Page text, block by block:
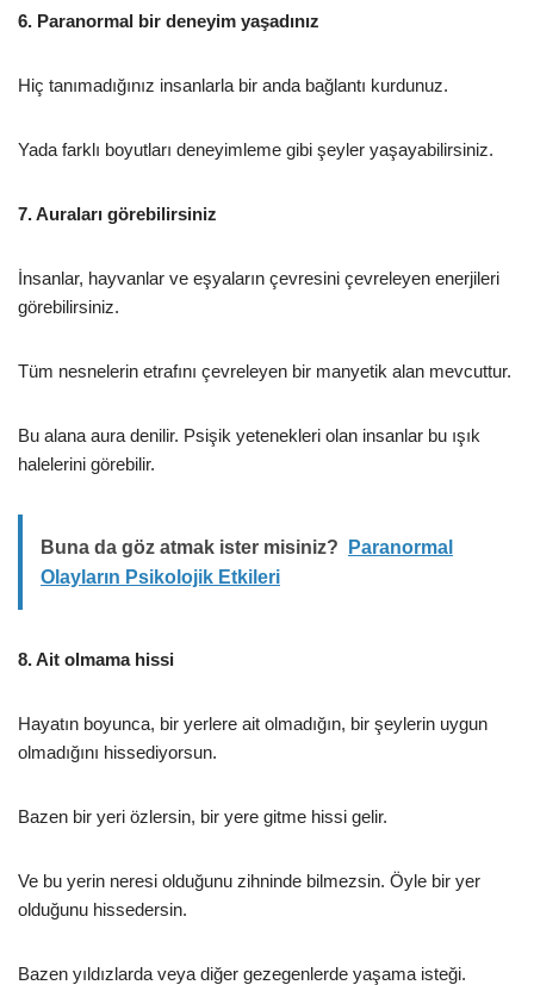
6. Paranormal bir deneyim yaşadınız
Hiç tanımadığınız insanlarla bir anda bağlantı kurdunuz.
Yada farklı boyutları deneyimleme gibi şeyler yaşayabilirsiniz.
7. Auraları görebilirsiniz
İnsanlar, hayvanlar ve eşyaların çevresini çevreleyen enerjileri
görebilirsiniz.
Tüm nesnelerin etrafını çevreleyen bir manyetik alan mevcuttur.
Bu alana aura denilir. Psişik yetenekleri olan insanlar bu ışık
halelerini görebilir.
Buna da göz atmak ister misiniz?
Paranormal
Olayların Psikolojik Etkileri
8. Ait olmama hissi
Hayatın boyunca, bir yerlere ait olmadığın, bir şeylerin uygun
olmadığını hissediyorsun.
Bazen bir yeri özlersin, bir yere gitme hissi gelir.
Ve bu yerin neresi olduğunu zihninde bilmezsin. Öyle bir yer
olduğunu hissedersin.
Bazen yıldızlarda veya diğer gezegenlerde yaşama isteği.